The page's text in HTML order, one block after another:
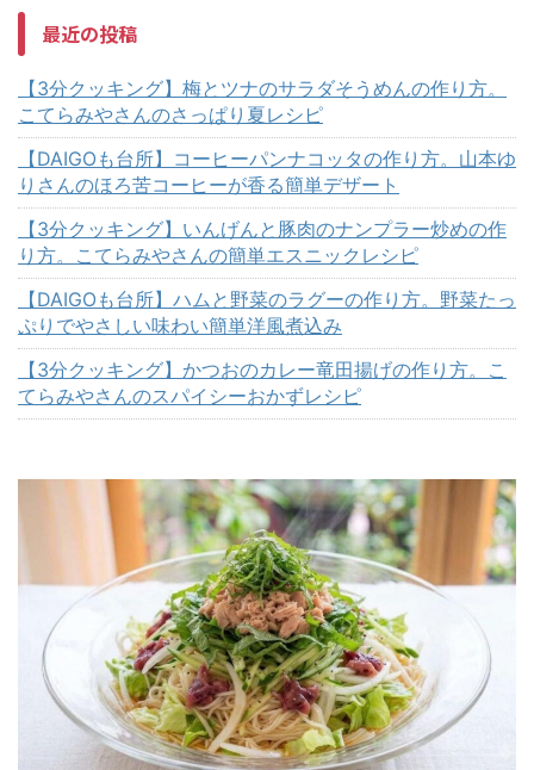
最近の投稿
【3分クッキング】梅とツナのサラダそうめんの作り方。
こてらみやさんのさっぱり夏レシピ
【DAIGOも台所】コーヒーパンナコッタの作り方。山本ゆ
りさんのほろ苦コーヒーが香る簡単デザート
【3分クッキング】いんげんと豚肉のナンプラー炒めの作
り方。こてらみやさんの簡単エスニックレシピ
【DAIGOも台所】ハムと野菜のラグーの作り方。野菜たっ
ぷりでやさしい味わい簡単洋風煮込み
【3分クッキング】かつおのカレー竜田揚げの作り方。こ
てらみやさんのスパイシーおかずレシピ